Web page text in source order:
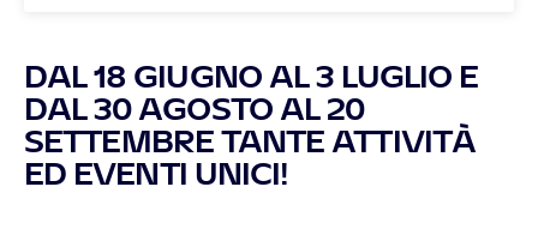
DAL 18 GIUGNO AL 3 LUGLIO E
DAL 30 AGOSTO AL 20
SETTEMBRE TANTE ATTIVITÀ
ED EVENTI UNICI!